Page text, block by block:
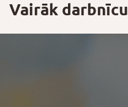
Vairāk darbnīcu